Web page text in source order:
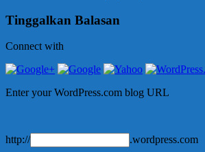
Tinggalkan Balasan
Connect with
Enter your WordPress.com blog URL
http:// .wordpress.com